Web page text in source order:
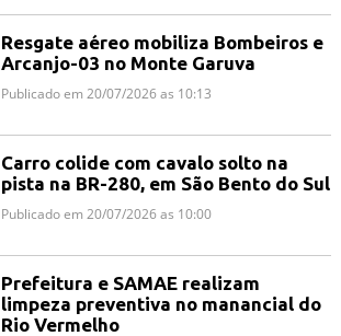
Resgate aéreo mobiliza Bombeiros e
Arcanjo-03 no Monte Garuva
Publicado em 20/07/2026 as 10:13
Carro colide com cavalo solto na
pista na BR-280, em São Bento do Sul
Publicado em 20/07/2026 as 10:00
Prefeitura e SAMAE realizam
limpeza preventiva no manancial do
Rio Vermelho